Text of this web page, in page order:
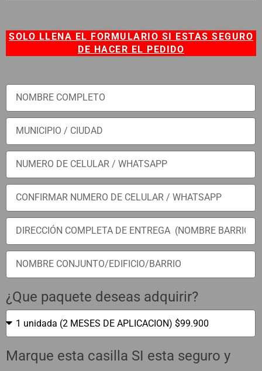
SOLO LLENA EL FORMULARIO SI ESTAS SEGURO
DE HACER EL PEDIDO
¿Que paquete deseas adquirir?
Marque esta casilla SI esta seguro y